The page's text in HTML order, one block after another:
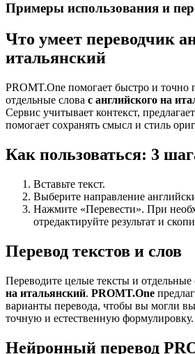
Примеры использования и
Что умеет переводчик
итальянский
PROMT.One помогает быстро и точно
отдельные слова с английского на
Сервис учитывает контекст,
помогает сохранять смысл и стиль
Как пользоваться: 3
Вставьте текст.
Выберите направление
Нажмите «Перевести». При
отредактируйте результат и
Перевод текстов и слов
Переводите целые тексты и отдельные
на итальянский. PROMT.One
варианты перевода, чтобы вы могли
точную и естественную формулировку.
Нейронный перевод